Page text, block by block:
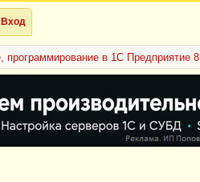
Вход
программирование в 1С Предприятие 8